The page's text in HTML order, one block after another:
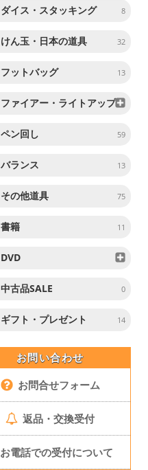
ダイス・スタッキング 8
けん玉・日本の道具 32
フットバッグ 13
ファイアー・ライトアップ
ペン回し 59
バランス 13
その他道具 75
書籍 11
DVD
中古品SALE 0
ギフト・プレゼント 14
お問い合わせ
お問合せフォーム
返品・交換受付
お電話での受付について